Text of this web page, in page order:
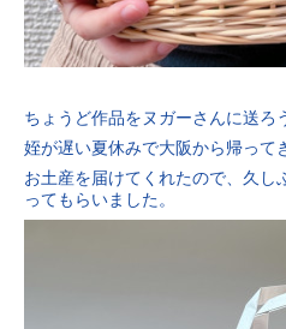
ちょうど作品をヌガーさんに送ろ
姪が遅い夏休みで大阪から帰って
お土産を届けてくれたので、久し
ってもらいました。